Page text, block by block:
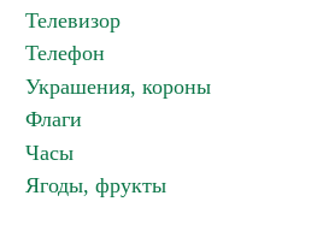
Телевизор
Телефон
Украшения, короны
Флаги
Часы
Ягоды, фрукты